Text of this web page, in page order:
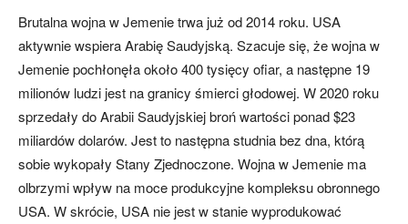
Brutalna wojna w Jemenie trwa już od 2014 roku. USA
aktywnie wspiera Arabię Saudyjską. Szacuje się, że wojna w
Jemenie pochłonęła około 400 tysięcy ofiar, a następne 19
milionów ludzi jest na granicy śmierci głodowej. W 2020 roku
sprzedały do Arabii Saudyjskiej broń wartości ponad $23
miliardów dolarów. Jest to następna studnia bez dna, którą
sobie wykopały Stany Zjednoczone. Wojna w Jemenie ma
olbrzymi wpływ na moce produkcyjne kompleksu obronnego
USA. W skrócie, USA nie jest w stanie wyprodukować